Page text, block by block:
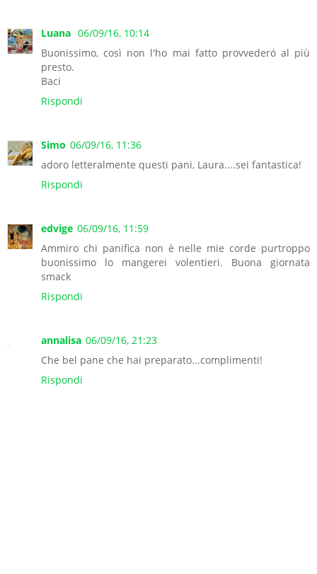
Luana 06/09/16, 10:14
Buonissimo, così non l'ho mai fatto provvederó al più
presto.
Baci
Rispondi
Simo 06/09/16, 11:36
adoro letteralmente questi pani, Laura....sei fantastica!
Rispondi
edvige 06/09/16, 11:59
Ammiro chi panifica non è nelle mie corde purtroppo
buonissimo lo mangerei volentieri. Buona giornata
smack
Rispondi
annalisa 06/09/16, 21:23
Che bel pane che hai preparato...complimenti!
Rispondi